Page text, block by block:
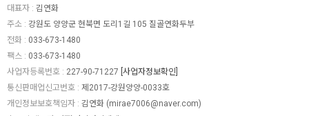
대표자 : 김연화
주소 : 강원도 양양군 현북면 도리1길 105 질골연화두부
전화 : 033-673-1480
팩스 : 033-673-1480
사업자등록번호 : 227-90-71227 [사업자정보확인]
통신판매업신고번호 : 제2017-강원양양-0033호
개인정보보호책임자 : 김연화 (mirae7006@naver.com)